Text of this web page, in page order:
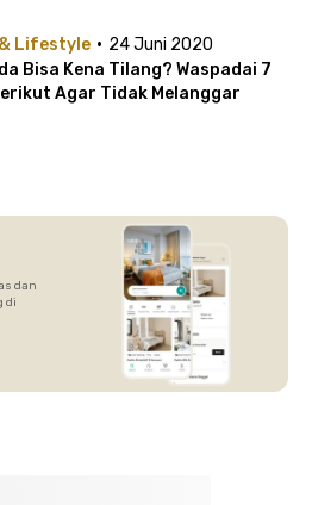
Lifestyle · 24 Juni 2020
Bisa Kena Tilang? Waspadai 7
Agar Tidak Melanggar
dan
di